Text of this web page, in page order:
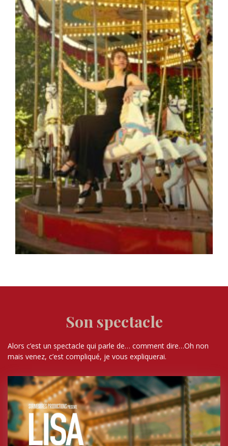
Son spectacle
Alors c’est un spectacle qui parle de… comment dire…Oh non
mais venez, c’est compliqué, je vous expliquerai.